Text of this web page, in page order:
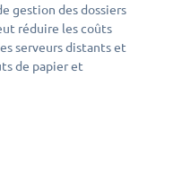
gestion des dossiers
réduire les coûts
serveurs distants et
de papier et